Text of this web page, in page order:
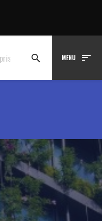
search MENU sort